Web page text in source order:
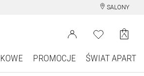
SALONY
PROMOCJE ŚWIAT APART